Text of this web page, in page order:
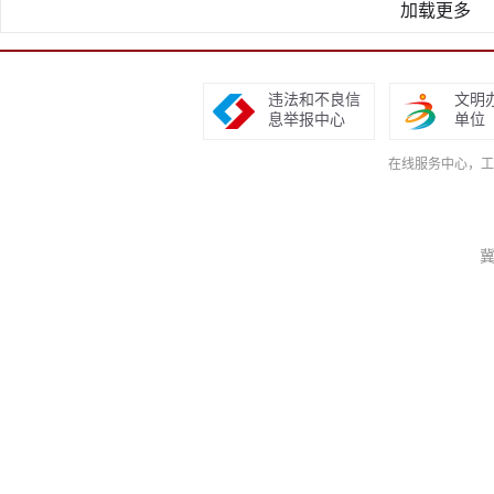
加载更多
违法和不良信
息举报中心
文明
单位
在线服务中心，